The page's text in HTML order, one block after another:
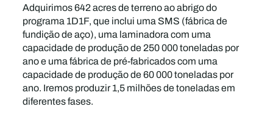
Adquirimos 642 acres de terreno ao abrigo do
programa 1D1F, que inclui uma SMS (fábrica de
fundição de aço), uma laminadora com uma
capacidade de produção de 250 000 toneladas por
ano e uma fábrica de pré-fabricados com uma
capacidade de produção de 60 000 toneladas por
ano. Iremos produzir 1,5 milhões de toneladas em
diferentes fases.